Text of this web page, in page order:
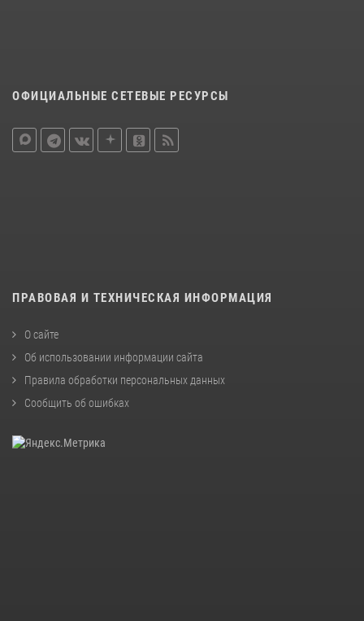
ОФИЦИАЛЬНЫЕ СЕТЕВЫЕ РЕСУРСЫ
ПРАВОВАЯ И ТЕХНИЧЕСКАЯ ИНФОРМАЦИЯ
О сайте
Об использовании информации сайта
Правила обработки персональных данных
Сообщить об ошибках